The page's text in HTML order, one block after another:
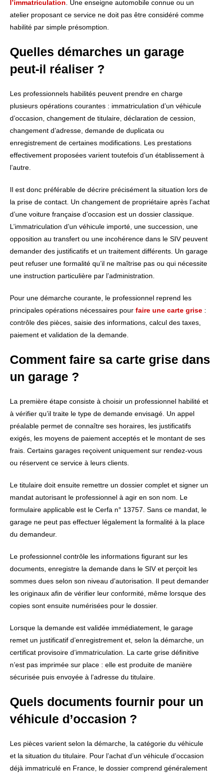
l’immatriculation. Une enseigne automobile connue ou un
atelier proposant ce service ne doit pas être considéré comme
habilité par simple présomption.
Quelles démarches un garage
peut-il réaliser ?
Les professionnels habilités peuvent prendre en charge
plusieurs opérations courantes : immatriculation d’un véhicule
d’occasion, changement de titulaire, déclaration de cession,
changement d’adresse, demande de duplicata ou
enregistrement de certaines modifications. Les prestations
effectivement proposées varient toutefois d’un établissement à
l’autre.
Il est donc préférable de décrire précisément la situation lors de
la prise de contact. Un changement de propriétaire après l’achat
d’une voiture française d’occasion est un dossier classique.
L’immatriculation d’un véhicule importé, une succession, une
opposition au transfert ou une incohérence dans le SIV peuvent
demander des justificatifs et un traitement différents. Un garage
peut refuser une formalité qu’il ne maîtrise pas ou qui nécessite
une instruction particulière par l’administration.
Pour une démarche courante, le professionnel reprend les
principales opérations nécessaires pour faire une carte grise :
contrôle des pièces, saisie des informations, calcul des taxes,
paiement et validation de la demande.
Comment faire sa carte grise dans
un garage ?
La première étape consiste à choisir un professionnel habilité et
à vérifier qu’il traite le type de demande envisagé. Un appel
préalable permet de connaître ses horaires, les justificatifs
exigés, les moyens de paiement acceptés et le montant de ses
frais. Certains garages reçoivent uniquement sur rendez-vous
ou réservent ce service à leurs clients.
Le titulaire doit ensuite remettre un dossier complet et signer un
mandat autorisant le professionnel à agir en son nom. Le
formulaire applicable est le Cerfa n° 13757. Sans ce mandat, le
garage ne peut pas effectuer légalement la formalité à la place
du demandeur.
Le professionnel contrôle les informations figurant sur les
documents, enregistre la demande dans le SIV et perçoit les
sommes dues selon son niveau d’autorisation. Il peut demander
les originaux afin de vérifier leur conformité, même lorsque des
copies sont ensuite numérisées pour le dossier.
Lorsque la demande est validée immédiatement, le garage
remet un justificatif d’enregistrement et, selon la démarche, un
certificat provisoire d’immatriculation. La carte grise définitive
n’est pas imprimée sur place : elle est produite de manière
sécurisée puis envoyée à l’adresse du titulaire.
Quels documents fournir pour un
véhicule d’occasion ?
Les pièces varient selon la démarche, la catégorie du véhicule
et la situation du titulaire. Pour l’achat d’un véhicule d’occasion
déjà immatriculé en France, le dossier comprend généralement